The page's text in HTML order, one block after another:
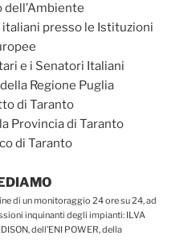
presso le Istituzioni
e i Senatori Italiani
Regione Puglia
di Taranto
Provincia di Taranto
di Taranto
di un monitoraggio 24 ore su 24, ad
inquinanti degli impianti: ILVA
dell’ENI POWER, della